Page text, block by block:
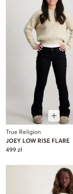
True Religion
JOEY LOW RISE FLARE
499 zł